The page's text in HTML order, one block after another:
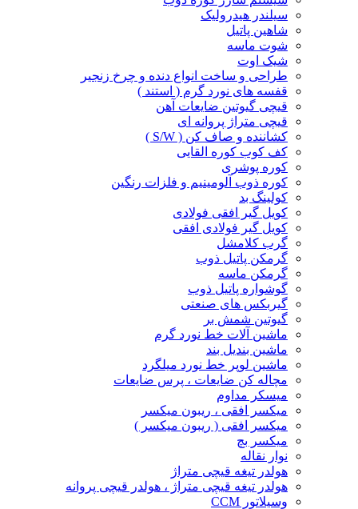
سیلندر هیدرولیک
شاهین پاتیل
شوت ماسه
شیک اوت
طراحی و ساخت انواع دنده و چرخ زنجیر
قفسه های نورد گرم ( استند )
قیچی گیوتین ضایعات آهن
قیچی متراژ پروانه ای
کشاننده و صاف کن ( S/W )
کف کوب کوره القا‌یی
کوره پوشری
کوره ذوب آلومینیم و فلزات رنگین
کولینگ بد
کویل گیر افقی فولادی
کویل گیر فولادی افقی
گرب کلامشل
گرمکن پاتیل ذوب
گرمکن ماسه
گوشواره پاتیل ذوب
گیربکس های صنعتی
گیوتین شمش بر
ماشین آلات خط نورد گرم
ماشین بندیل بند
ماشین لوپر خط نورد میلگرد
مچاله کن ضایعات ، پرس ضایعات
میسکر مداوم
میکسر افقی ، ریبون میکسر
میکسر افقی ( ریبون میکسر )
میکسر بچ
نوار نقاله
هولدر تیغه قیچی متراژ
هولدر تیغه قیچی متراژ ، هولدر قیچی پروانه
وسیلاتور CCM